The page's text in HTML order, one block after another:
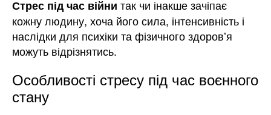
Стрес під час війни так чи інакше зачіпає
кожну людину, хоча його сила, інтенсивність і
наслідки для психіки та фізичного здоровʼя
можуть відрізнятись.
Особливості стресу під час воєнного
стану